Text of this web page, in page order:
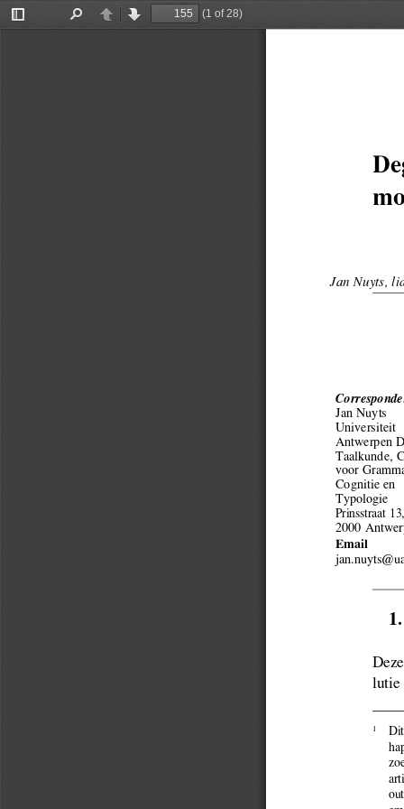
Toggle
PreviousNext
(1 of 28)
Jan Nuyts
Universiteit
Antwerpen
Taalkunde,
voor
Cognitie en
Typologie
Prinsstraat
2000
Email
Jan Nuyts,
lutie
1